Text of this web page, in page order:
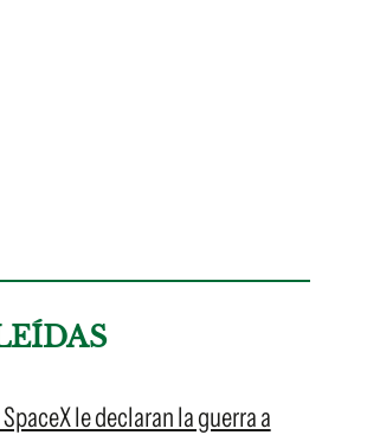
le declaran la guerra a